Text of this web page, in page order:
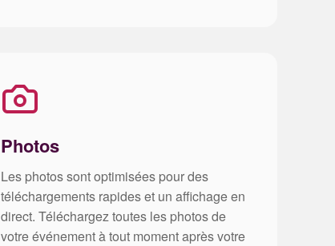
Photos
Les photos sont optimisées pour des
téléchargements rapides et un affichage en
direct. Téléchargez toutes les photos de
votre événement à tout moment après votre